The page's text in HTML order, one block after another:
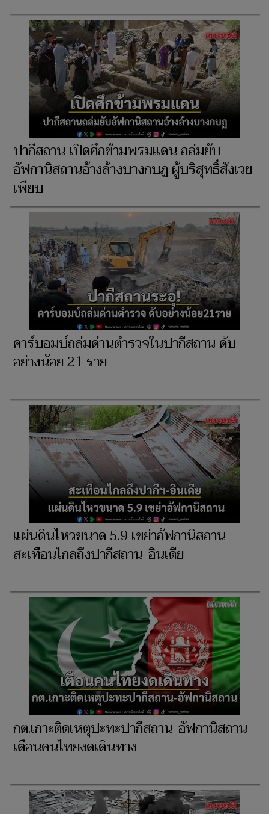
ปากีสถาน เปิดศึกข้ามพรมแดน ถล่มยับ
อัฟกานิสถานอ้างล้างบางกบฏ ผู้บริสุทธิ์สังเวย
เพียบ
คาร์บอมบ์ถล่มด่านตำรวจในปากีสถาน ดับ
อย่างน้อย 21 ราย
แผ่นดินไหวขนาด 5.9 เขย่าอัฟกานิสถาน
สะเทือนไกลถึงปากีสถาน-อินเดีย
กต.เกาะติดเหตุปะทะปากีสถาน-อัฟกานิสถาน
เตือนคนไทยงดเดินทาง